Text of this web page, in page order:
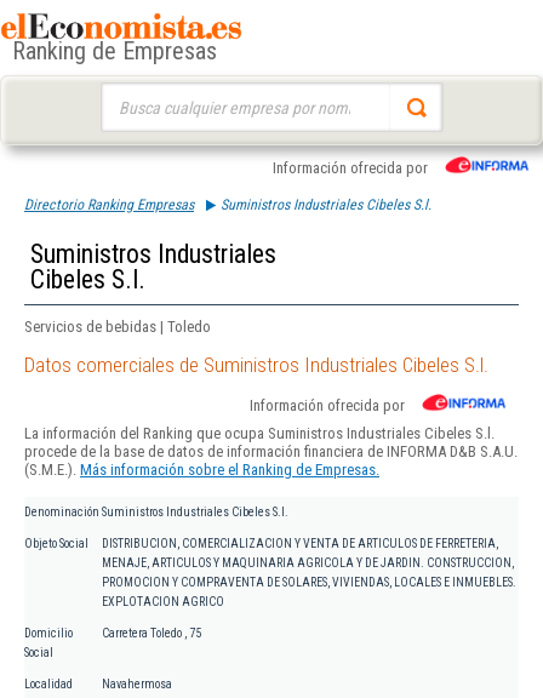
Ranking de Empresas
Información ofrecida por
Directorio Ranking Empresas Suministros Industriales Cibeles S.l.
Suministros Industriales
Cibeles S.l.
Servicios de bebidas | Toledo
Datos comerciales de Suministros Industriales Cibeles S.l.
Información ofrecida por
La información del Ranking que ocupa Suministros Industriales Cibeles S.l.
procede de la base de datos de información financiera de INFORMA D&B S.A.U.
(S.M.E.). Más información sobre el Ranking de Empresas.
Denominación Suministros Industriales Cibeles S.l.
Objeto Social
DISTRIBUCION, COMERCIALIZACION Y VENTA DE ARTICULOS DE FERRETERIA,
MENAJE, ARTICULOS Y MAQUINARIA AGRICOLA Y DE JARDIN. CONSTRUCCION,
PROMOCION Y COMPRAVENTA DE SOLARES, VIVIENDAS, LOCALES E INMUEBLES.
EXPLOTACION AGRICO
Domicilio
Social
Carretera Toledo , 75
Localidad Navahermosa